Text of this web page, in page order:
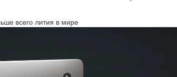
всего лития в мире